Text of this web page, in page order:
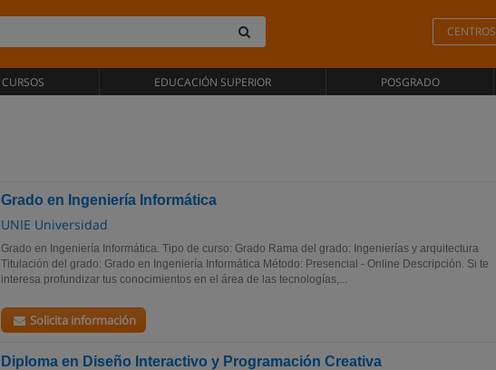
CENTROS
CURSOS EDUCACIÓN SUPERIOR POSGRADO
Grado en Ingeniería Informática
UNIE Universidad
Grado en Ingeniería Informática. Tipo de curso: Grado Rama del grado: Ingenierías y arquitectura
Titulación del grado: Grado en Ingeniería Informática Método: Presencial - Online Descripción. Si te
interesa profundizar tus conocimientos en el área de las tecnologías,...
Solicita información
Diploma en Diseño Interactivo y Programación Creativa